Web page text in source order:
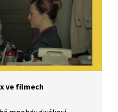
ve filmech